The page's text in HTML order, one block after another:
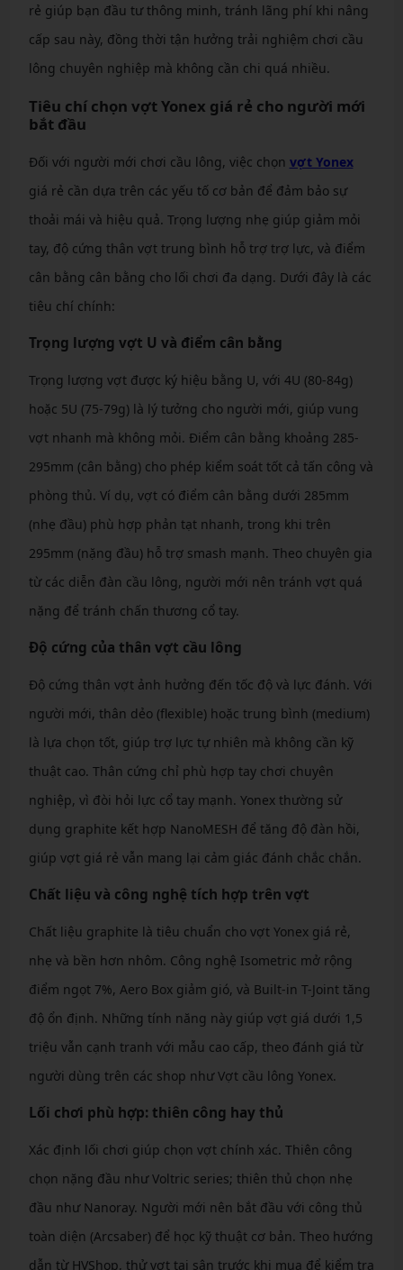
rẻ giúp bạn đầu tư thông minh, tránh lãng phí khi nâng
cấp sau này, đồng thời tận hưởng trải nghiệm chơi cầu
lông chuyên nghiệp mà không cần chi quá nhiều.
Tiêu chí chọn vợt Yonex giá rẻ cho người mới
bắt đầu
Đối với người mới chơi cầu lông, việc chọn vợt Yonex
giá rẻ cần dựa trên các yếu tố cơ bản để đảm bảo sự
thoải mái và hiệu quả. Trọng lượng nhẹ giúp giảm mỏi
tay, độ cứng thân vợt trung bình hỗ trợ trợ lực, và điểm
cân bằng cân bằng cho lối chơi đa dạng. Dưới đây là các
tiêu chí chính:
Trọng lượng vợt U và điểm cân bằng
Trọng lượng vợt được ký hiệu bằng U, với 4U (80-84g)
hoặc 5U (75-79g) là lý tưởng cho người mới, giúp vung
vợt nhanh mà không mỏi. Điểm cân bằng khoảng 285-
295mm (cân bằng) cho phép kiểm soát tốt cả tấn công và
phòng thủ. Ví dụ, vợt có điểm cân bằng dưới 285mm
(nhẹ đầu) phù hợp phản tạt nhanh, trong khi trên
295mm (nặng đầu) hỗ trợ smash mạnh. Theo chuyên gia
từ các diễn đàn cầu lông, người mới nên tránh vợt quá
nặng để tránh chấn thương cổ tay.
Độ cứng của thân vợt cầu lông
Độ cứng thân vợt ảnh hưởng đến tốc độ và lực đánh. Với
người mới, thân dẻo (flexible) hoặc trung bình (medium)
là lựa chọn tốt, giúp trợ lực tự nhiên mà không cần kỹ
thuật cao. Thân cứng chỉ phù hợp tay chơi chuyên
nghiệp, vì đòi hỏi lực cổ tay mạnh. Yonex thường sử
dụng graphite kết hợp NanoMESH để tăng độ đàn hồi,
giúp vợt giá rẻ vẫn mang lại cảm giác đánh chắc chắn.
Chất liệu và công nghệ tích hợp trên vợt
Chất liệu graphite là tiêu chuẩn cho vợt Yonex giá rẻ,
nhẹ và bền hơn nhôm. Công nghệ Isometric mở rộng
điểm ngọt 7%, Aero Box giảm gió, và Built-in T-Joint tăng
độ ổn định. Những tính năng này giúp vợt giá dưới 1,5
triệu vẫn cạnh tranh với mẫu cao cấp, theo đánh giá từ
người dùng trên các shop như Vợt cầu lông Yonex.
Lối chơi phù hợp: thiên công hay thủ
Xác định lối chơi giúp chọn vợt chính xác. Thiên công
chọn nặng đầu như Voltric series; thiên thủ chọn nhẹ
đầu như Nanoray. Người mới nên bắt đầu với công thủ
toàn diện (Arcsaber) để học kỹ thuật cơ bản. Theo hướng
dẫn từ HVShop, thử vợt tại sân trước khi mua để kiểm tra